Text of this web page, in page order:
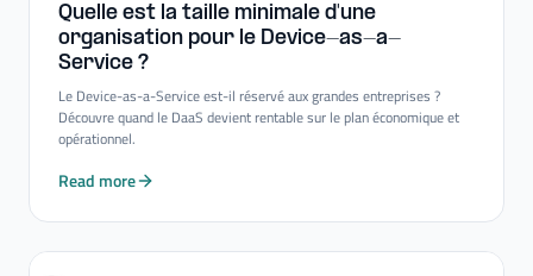
Quelle est la taille minimale d'une
organisation pour le Device-​as-​a-​
Service ?
Le Device-as-a-Service est-il réservé aux grandes entreprises ?
Découvre quand le DaaS devient rentable sur le plan économique et
opérationnel.
Read more